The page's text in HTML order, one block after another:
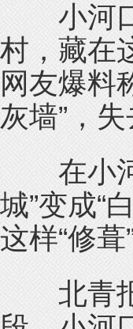
小河口
村，藏在
网友爆料
灰墙”，失
在小河
城”变成“
这样“修葺
北青报